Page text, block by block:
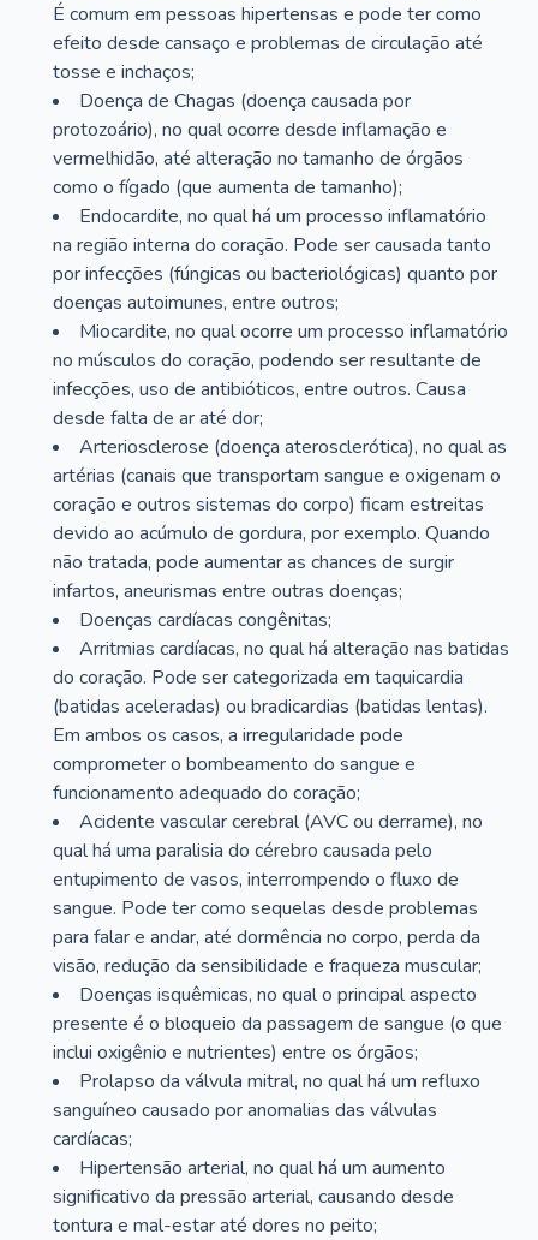
É comum em pessoas hipertensas e pode ter como
efeito desde cansaço e problemas de circulação até
tosse e inchaços;
Doença de Chagas (doença causada por
protozoário), no qual ocorre desde inflamação e
vermelhidão, até alteração no tamanho de órgãos
como o fígado (que aumenta de tamanho);
Endocardite, no qual há um processo inflamatório
na região interna do coração. Pode ser causada tanto
por infecções (fúngicas ou bacteriológicas) quanto por
doenças autoimunes, entre outros;
Miocardite, no qual ocorre um processo inflamatório
no músculos do coração, podendo ser resultante de
infecções, uso de antibióticos, entre outros. Causa
desde falta de ar até dor;
Arteriosclerose (doença aterosclerótica), no qual as
artérias (canais que transportam sangue e oxigenam o
coração e outros sistemas do corpo) ficam estreitas
devido ao acúmulo de gordura, por exemplo. Quando
não tratada, pode aumentar as chances de surgir
infartos, aneurismas entre outras doenças;
Doenças cardíacas congênitas;
Arritmias cardíacas, no qual há alteração nas batidas
do coração. Pode ser categorizada em taquicardia
(batidas aceleradas) ou bradicardias (batidas lentas).
Em ambos os casos, a irregularidade pode
comprometer o bombeamento do sangue e
funcionamento adequado do coração;
Acidente vascular cerebral (AVC ou derrame), no
qual há uma paralisia do cérebro causada pelo
entupimento de vasos, interrompendo o fluxo de
sangue. Pode ter como sequelas desde problemas
para falar e andar, até dormência no corpo, perda da
visão, redução da sensibilidade e fraqueza muscular;
Doenças isquêmicas, no qual o principal aspecto
presente é o bloqueio da passagem de sangue (o que
inclui oxigênio e nutrientes) entre os órgãos;
Prolapso da válvula mitral, no qual há um refluxo
sanguíneo causado por anomalias das válvulas
cardíacas;
Hipertensão arterial, no qual há um aumento
significativo da pressão arterial, causando desde
tontura e mal-estar até dores no peito;